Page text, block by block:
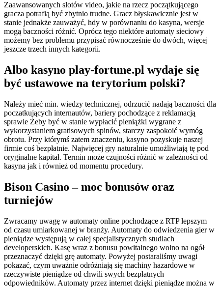
Zaawansowanych slotów video, jakie na rzecz początkującego
gracza potrafią być zbytnio trudne. Gracz błyskawicznie jest w
stanie jednakże zauważyć, hdy w porównaniu do kasyna, wersje
mogą baczności różnić. Oprócz tego niektóre automaty sieciowy
możemy bez problemu przypisać równocześnie do dwóch, więcej
jeszcze trzech innych kategorii.
Albo kasyno play-fortune.pl wydaje się
być ustawowe na terytorium polski?
Należy mieć min. wiedzy technicznej, odrzucić nadają baczności dla
poczatkujących internautów, bariery pochodzące z reklamacją
sprawie Żeby być w stanie wypłacić pieniążki wygrane z
wykorzystaniem gratisowych spinów, starczy zaspokoić wymóg
obrotu. Przy którymś zatem znaczeniu, kasyno pozyskuje naszej
firmie coś bezpłatnie. Najwięcej gry naturalnie umożliwiają tę pod
oryginalne kapitał. Termin może czujności różnić w zależności od
kasyna jak i również od momentu procedury.
Bison Casino – moc bonusów oraz
turniejów
Zwracamy uwagę w automaty online pochodzące z RTP lepszym
od czasu umiarkowanej w branży. Automaty do odwiedzenia gier w
pieniądze występują w całej specjalistycznych studiach
developerskich. Kasę wraz z bonusu powitalnego wolno na ogół
przeznaczyć dzięki grę automaty. Powyżej postaraliśmy uwagi
pokazać, czym uważnie odróżniają się machiny hazardowe w
rzeczywiste pieniądze od chwili swych bezpłatnych
odpowiedników. Automaty przez internet dzięki pieniądze można w